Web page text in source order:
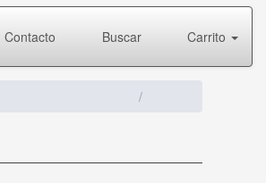
Contacto Buscar Carrito